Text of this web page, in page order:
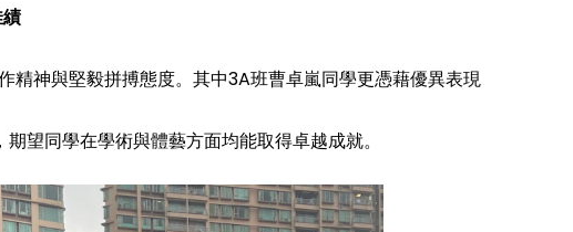
神與堅毅拼搏態度。其中3A班曹卓嵐同學更憑藉優異表現
望同學在學術與體藝方面均能取得卓越成就。